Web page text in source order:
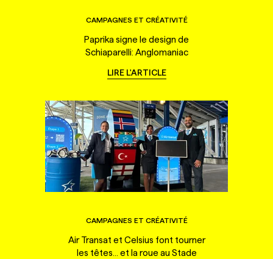
CAMPAGNES ET CRÉATIVITÉ
Paprika signe le design de
Schiaparelli: Anglomaniac
LIRE L'ARTICLE
CAMPAGNES ET CRÉATIVITÉ
Air Transat et Celsius font tourner
les têtes... et la roue au Stade